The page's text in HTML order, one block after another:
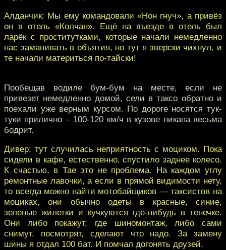
Алданчик: Мы ему командовали «Нон гнуч», а привёз
он в отель «Колчан». Ещё на въезде в отель был
ларёк с проститутками, которые начали немедленно
нас заманивать в объятия, но тут я зверски чихнул, и
те начали материться по-тайски!
Пообещав водиле бум-бум на месте, если не
привезет немедленно домой, сели в таксо обратно и
поехали уже верным курсом. По дороге носятся тук-
туки прилично – 100-120 км/ч в кузове пикапа весьма
бодрит.
Дивер: тут случилась неприятность с моциком. Пока
сидели в кафе, естественно, спустило заднее колесо.
К счастью, в Тае это не проблема. На каждом углу
ремонтные лавочки, а если в прямой видимости нету,
то всегда можно найти мотобайщиков — таксистов на
моциках, они обычно одеты в красные, синие,
зеленые жилетки и кучкуются где-нибудь в тенечке.
Они либо покажут, где шиномонтаж, либо сами
снимут, посмотрят, сделают что надо. За замену
шины я отдал 100 бат. И помчал догонять друзей.